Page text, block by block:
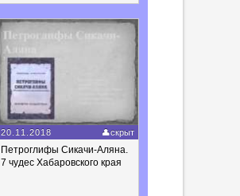
20.11.2018 скрыт
Петроглифы Сикачи-Аляна.
7 чудес Хабаровского края